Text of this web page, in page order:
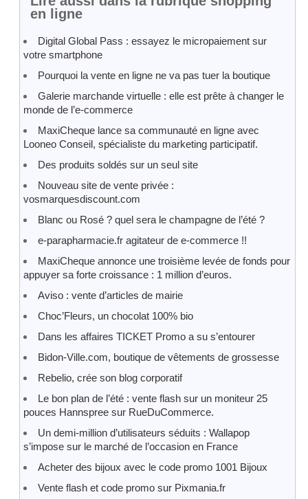
en ligne
Digital Global Pass : essayez le micropaiement sur
votre smartphone
Pourquoi la vente en ligne ne va pas tuer la boutique
Galerie marchande virtuelle : elle est prête à changer le
monde de l’e-commerce
MaxiCheque lance sa communauté en ligne avec
Looneo Conseil, spécialiste du marketing participatif.
Des produits soldés sur un seul site
Nouveau site de vente privée :
vosmarquesdiscount.com
Blanc ou Rosé ? quel sera le champagne de l’été ?
e-parapharmacie.fr agitateur de e-commerce !!
MaxiCheque annonce une troisième levée de fonds pour
appuyer sa forte croissance : 1 million d’euros.
Aviso : vente d’articles de mairie
Choc’Fleurs, un chocolat 100% bio
Dans les affaires TICKET Promo a su s’entourer
Bidon-Ville.com, boutique de vêtements de grossesse
Rebelio, crée son blog corporatif
Le bon plan de l’été : vente flash sur un moniteur 25
pouces Hannspree sur RueDuCommerce.
Un demi-million d’utilisateurs séduits : Wallapop
s’impose sur le marché de l’occasion en France
Acheter des bijoux avec le code promo 1001 Bijoux
Vente flash et code promo sur Pixmania.fr